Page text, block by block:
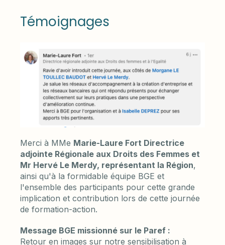
Témoignages
Merci à MMe Marie-Laure Fort Directrice
adjointe Régionale aux Droits des Femmes et
Mr Hervé Le Merdy, représentant la Région,
ainsi qu'à la formidable équipe BGE et
l'ensemble des participants pour cette grande
implication et contribution lors de cette journée
de formation-action.
Message BGE missionné sur le Paref :
Retour en images sur notre sensibilisation à